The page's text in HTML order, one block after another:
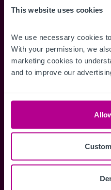
This website uses cookies
We use necessary cookies
With your permission, we
marketing cookies to
and to improve our
Accédez à des informations
des visites, des brochures
plus encore.
Vous avez déjà un
Connectez-vous